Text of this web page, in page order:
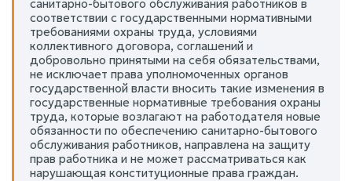
санитарно-бытового обслуживания работников в
соответствии с государственными нормативными
требованиями охраны труда, условиями
коллективного договора, соглашений и
добровольно принятыми на себя обязательствами,
не исключает права уполномоченных органов
государственной власти вносить такие изменения в
государственные нормативные требования охраны
труда, которые возлагают на работодателя новые
обязанности по обеспечению санитарно-бытового
обслуживания работников, направлена на защиту
прав работника и не может рассматриваться как
нарушающая конституционные права граждан.